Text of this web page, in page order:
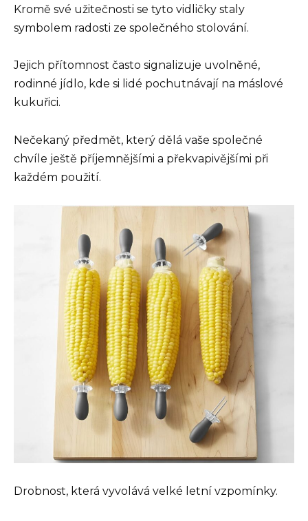
Kromě své užitečnosti se tyto vidličky staly
symbolem radosti ze společného stolování.
Jejich přítomnost často signalizuje uvolněné,
rodinné jídlo, kde si lidé pochutnávají na máslové
kukuřici.
Nečekaný předmět, který dělá vaše společné
chvíle ještě příjemnějšími a překvapivějšími při
každém použití.
Drobnost, která vyvolává velké letní vzpomínky.